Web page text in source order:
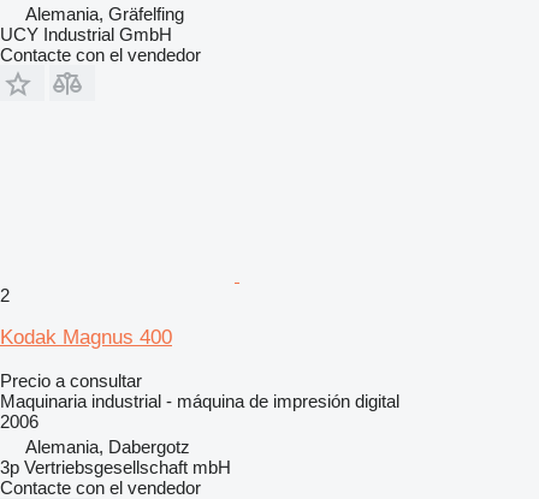
Alemania, Gräfelfing
UCY Industrial GmbH
Contacte con el vendedor
2
Kodak Magnus 400
Precio a consultar
Maquinaria industrial - máquina de impresión digital
2006
Alemania, Dabergotz
3p Vertriebsgesellschaft mbH
Contacte con el vendedor